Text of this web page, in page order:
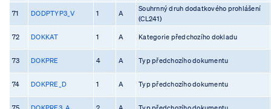
71 DODPTYP3_V 1 A
Souhrnný druh dodatkového prohlášení
(CL241)
72 DOKKAT 1 A Kategorie předchozího dokladu
73 DOKPRE 4 A Typ předchozího dokumentu
74 DOKPRE_D 1 A Typ předchozího dokumentu